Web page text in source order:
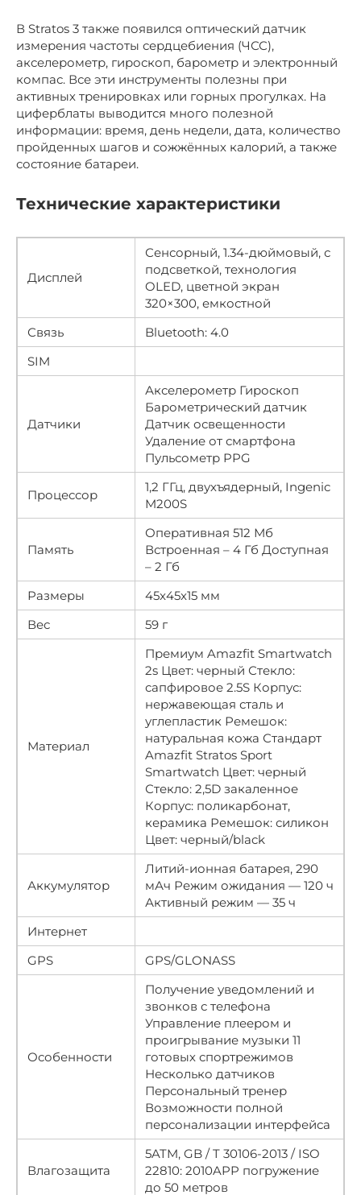
В Stratos 3 также появился оптический датчик
измерения частоты сердцебиения (ЧСС),
акселерометр, гироскоп, барометр и электронный
компас. Все эти инструменты полезны при
активных тренировках или горных прогулках. На
циферблаты выводится много полезной
информации: время, день недели, дата, количество
пройденных шагов и сожжённых калорий, а также
состояние батареи.
Технические характеристики
Дисплей
Сенсорный, 1.34-дюймовый, с
подсветкой, технология
OLED, цветной экран
320×300, емкостной
Связь
Bluetooth: 4.0
SIM
Датчики
Акселерометр Гироскоп
Барометрический датчик
Датчик освещенности
Удаление от смартфона
Пульсометр PPG
Процессор
1,2 ГГц, двухъядерный, Ingenic
M200S
Память
Оперативная 512 Мб
Встроенная – 4 Гб Доступная
– 2 Гб
Размеры
45x45x15 мм
Вес
59 г
Материал
Премиум Amazfit Smartwatch
2s Цвет: черный Стекло:
сапфировое 2.5S Корпус:
нержавеющая сталь и
углепластик Ремешок:
натуральная кожа Стандарт
Amazfit Stratos Sport
Smartwatch Цвет: черный
Стекло: 2,5D закаленное
Корпус: поликарбонат,
керамика Ремешок: силикон
Цвет: черный/black
Аккумулятор
Литий-ионная батарея, 290
мАч Режим ожидания — 120 ч
Активный режим — 35 ч
Интернет
GPS
GPS/GLONASS
Особенности
Получение уведомлений и
звонков с телефона
Управление плеером и
проигрывание музыки 11
готовых спортрежимов
Несколько датчиков
Персональный тренер
Возможности полной
персонализации интерфейса
Влагозащита
5ATM, GB / T 30106-2013 / ISO
22810: 2010APP погружение
до 50 метров